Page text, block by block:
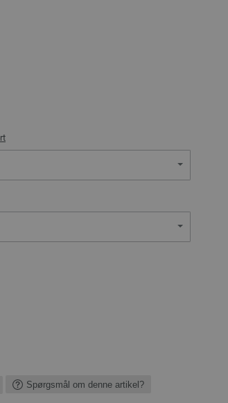
Spørgsmål om denne artikel?